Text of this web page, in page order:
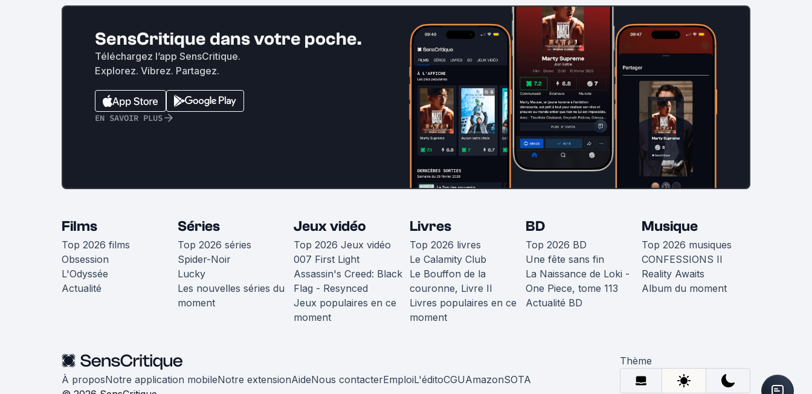
SensCritique dans votre poche.
Téléchargez l’app SensCritique.
Explorez. Vibrez. Partagez.
EN SAVOIR PLUS
Films
Top 2026 films
Obsession
L'Odyssée
Actualité
Séries
Top 2026 séries
Spider-Noir
Lucky
Les nouvelles séries du
moment
Jeux vidéo
Top 2026 Jeux vidéo
007 First Light
Assassin's Creed: Black
Flag - Resynced
Jeux populaires en ce
moment
Livres
Top 2026 livres
Le Calamity Club
Le Bouffon de la
couronne, Livre II
Livres populaires en ce
moment
BD
Top 2026 BD
Une fête sans fin
La Naissance de Loki -
One Piece, tome 113
Actualité BD
Musique
Top 2026 musiques
CONFESSIONS II
Reality Awaits
Album du moment
À proposNotre application mobileNotre extensionAideNous contacterEmploiL'éditoCGUAmazonSOTA
Thème